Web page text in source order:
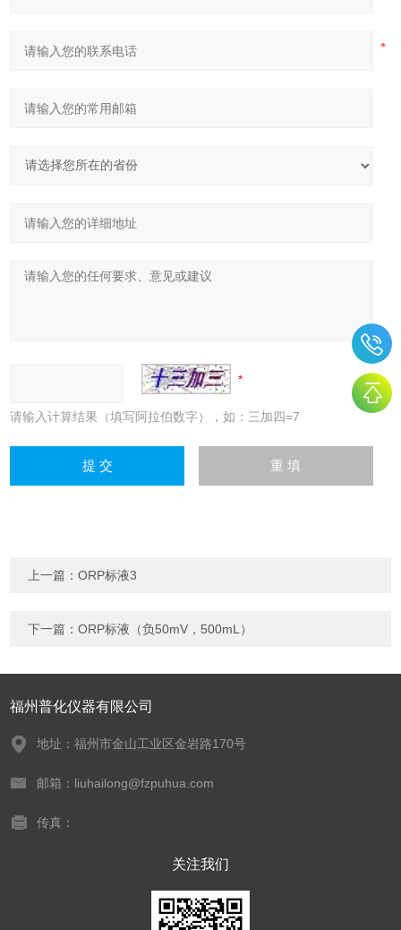
请输入计算结果（填写阿拉伯数字），如：三加四=7
上一篇：ORP标液3
下一篇：ORP标液（负50mV，500mL）
福州普化仪器有限公司
地址：福州市金山工业区金岩路170号
邮箱：liuhailong@fzpuhua.com
传真：
关注我们